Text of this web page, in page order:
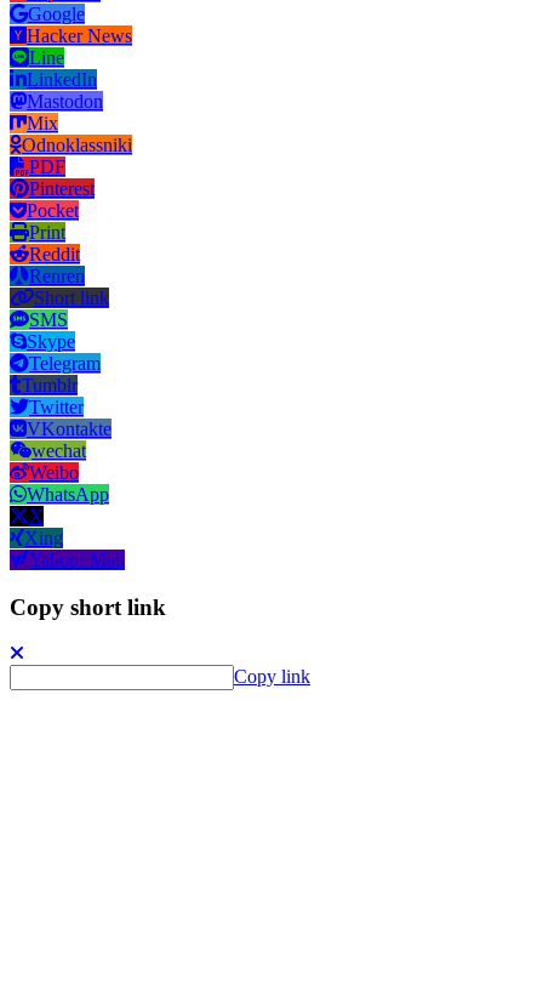
Google
Hacker News
Line
LinkedIn
Mastodon
Mix
Odnoklassniki
PDF
Pinterest
Pocket
Print
Reddit
Renren
Short link
SMS
Skype
Telegram
Tumblr
Twitter
VKontakte
wechat
Weibo
WhatsApp
X
Xing
Yahoo! Mail
Copy short link
Copy link